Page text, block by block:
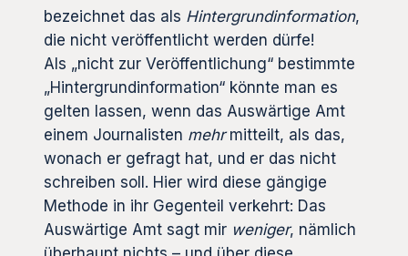
bezeichnet das als Hintergrundinformation,
die nicht veröffentlicht werden dürfe!
Als „nicht zur Veröffentlichung“ bestimmte
„Hintergrundinformation“ könnte man es
gelten lassen, wenn das Auswärtige Amt
einem Journalisten mehrmitteilt, als das,
wonach er gefragt hat, und er das nicht
schreiben soll. Hier wird diese gängige
Methode in ihr Gegenteil verkehrt: Das
Auswärtige Amt sagt mir weniger, nämlich